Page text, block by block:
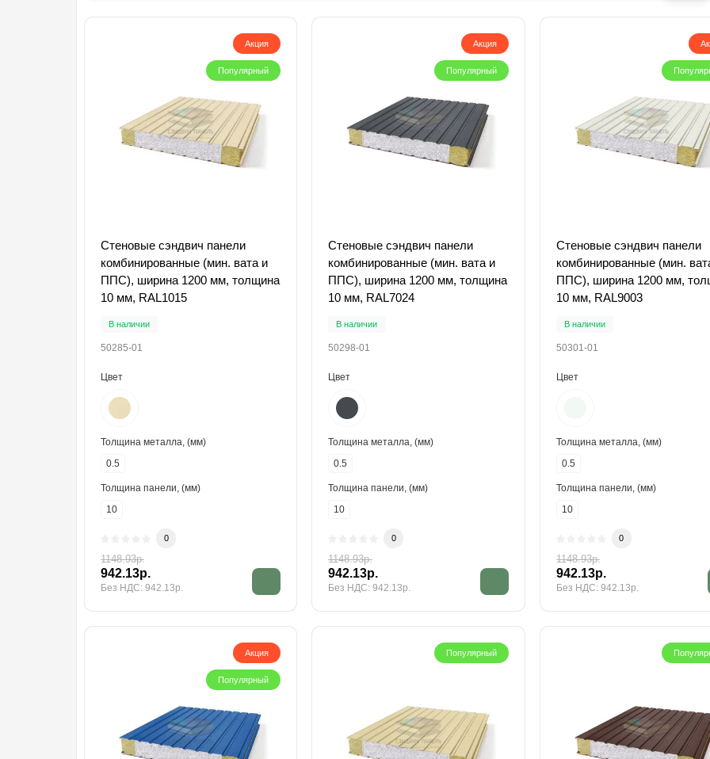
Акция
Популярный
Стеновые сэндвич панели
комбинированные (мин. вата и
ППС), ширина 1200 мм, толщина
10 мм, RAL1015
В наличии
50285-01
Цвет
Толщина металла, (мм)
0.5
Толщина панели, (мм)
10
0
1148.93р.
942.13р.
Без НДС: 942.13р.
Акция
Популярный
Стеновые сэндвич панели
комбинированные (мин. вата и
ППС), ширина 1200 мм, толщина
10 мм, RAL7024
В наличии
50298-01
Цвет
Толщина металла, (мм)
0.5
Толщина панели, (мм)
10
0
1148.93р.
942.13р.
Без НДС: 942.13р.
Стеновые сэндвич панели
комбинированные (мин.
ППС), ширина 1200 мм,
10 мм, RAL9003
В наличии
50301-01
Цвет
Толщина металла, (мм)
0.5
Толщина панели, (мм)
10
0
1148.93р.
942.13р.
Без НДС: 942.13р.
Акция
Популярный
Популярный